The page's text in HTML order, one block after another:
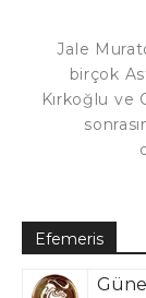
Jale
birçok
Kırkoğlu ve
Efemeris